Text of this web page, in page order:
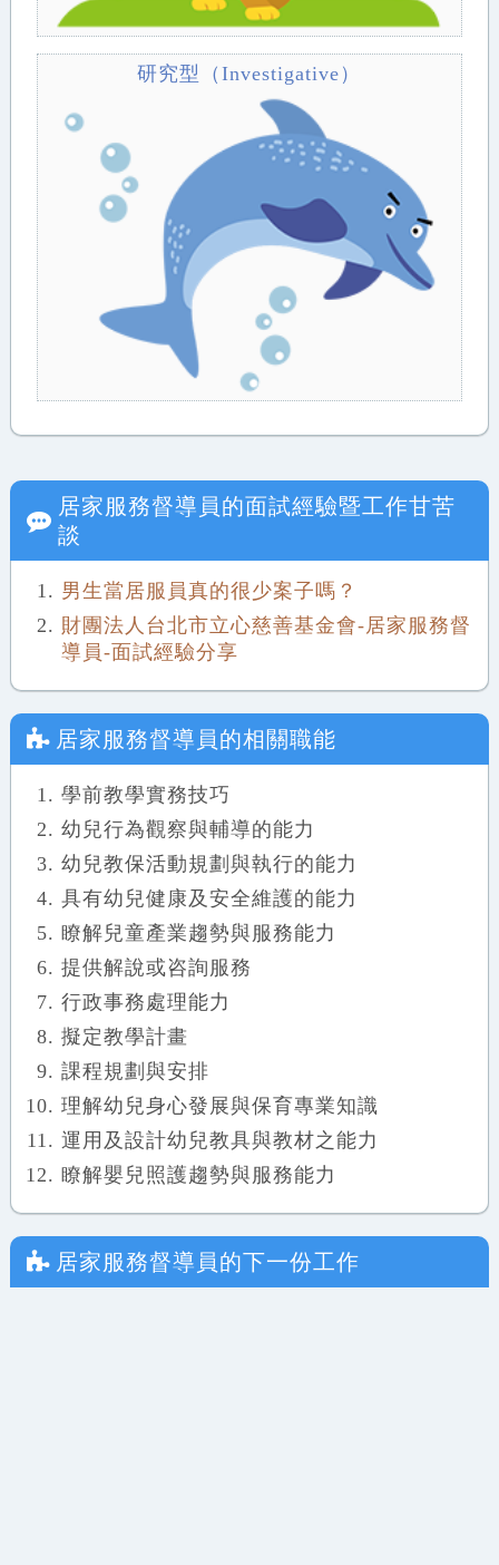
研究型（Investigative）
居家服務督導員 的面試經驗暨工作甘苦
談
男生當居服員真的很少案子嗎？
財團法人台北市立心慈善基金會-居家服務督
導員-面試經驗分享
居家服務督導員 的相關職能
學前教學實務技巧
幼兒行為觀察與輔導的能力
幼兒教保活動規劃與執行的能力
具有幼兒健康及安全維護的能力
瞭解兒童產業趨勢與服務能力
提供解說或咨詢服務
行政事務處理能力
擬定教學計畫
課程規劃與安排
理解幼兒身心發展與保育專業知識
運用及設計幼兒教具與教材之能力
瞭解嬰兒照護趨勢與服務能力
居家服務督導員 的下一份工作